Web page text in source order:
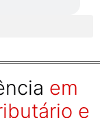
em
e